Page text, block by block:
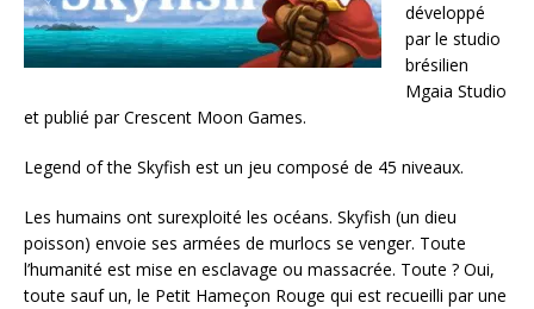
développé
par le studio
brésilien
Mgaia Studio
et publié par Crescent Moon Games.
Legend of the Skyfish est un jeu composé de 45 niveaux.
Les humains ont surexploité les océans. Skyfish (un dieu
poisson) envoie ses armées de murlocs se venger. Toute
l’humanité est mise en esclavage ou massacrée. Toute ? Oui,
toute sauf un, le Petit Hameçon Rouge qui est recueilli par une